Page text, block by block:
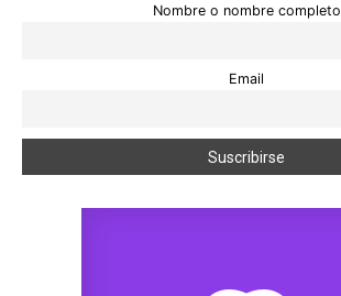
Nombre o nombre completo
Email